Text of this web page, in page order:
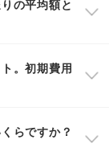
の平均額と
。初期費用
らですか？